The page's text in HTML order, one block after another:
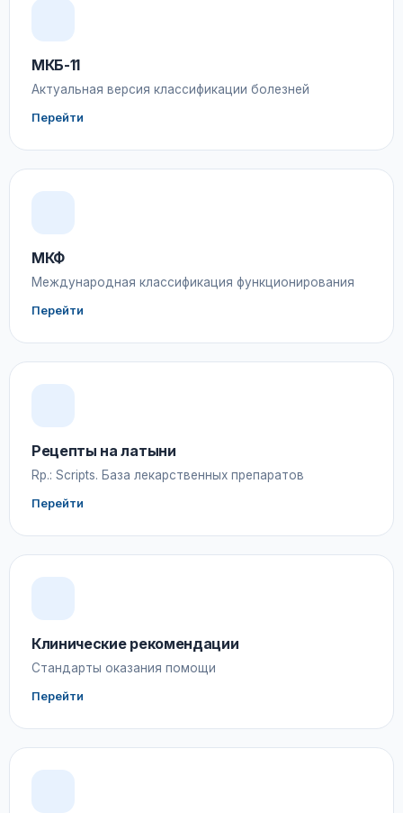
МКБ-11
Актуальная версия классификации болезней
Перейти
МКФ
Международная классификация функционирования
Перейти
Рецепты на латыни
Rp.: Scripts. База лекарственных препаратов
Перейти
Клинические рекомендации
Стандарты оказания помощи
Перейти